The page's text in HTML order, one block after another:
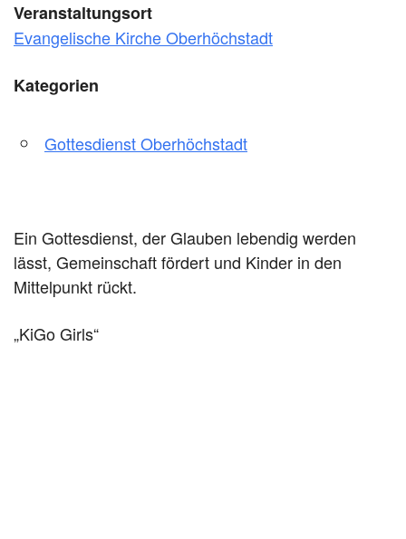
Veranstaltungsort
Evangelische Kirche Oberhöchstadt
Kategorien
Gottesdienst Oberhöchstadt
Ein Gottesdienst, der Glauben lebendig werden
lässt, Gemeinschaft fördert und Kinder in den
Mittelpunkt rückt.
„KiGo Girls“